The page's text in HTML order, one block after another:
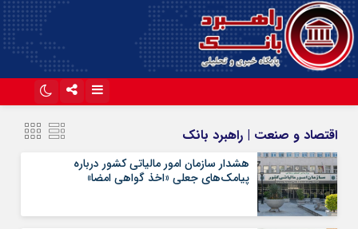
آپارات
اقتصاد و صنعت | راهبرد بانک
هشدار سازمان امور مالیاتی کشور درباره
پیامک‌های جعلی «اخذ گواهی امضا»